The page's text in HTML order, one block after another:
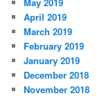
April 2019
March 2019
February 2019
January 2019
December 2018
November 2018